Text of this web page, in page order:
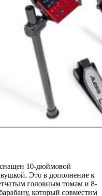
10-дюймовой
Это в дополнение к
головным томам и 8-
который совместим